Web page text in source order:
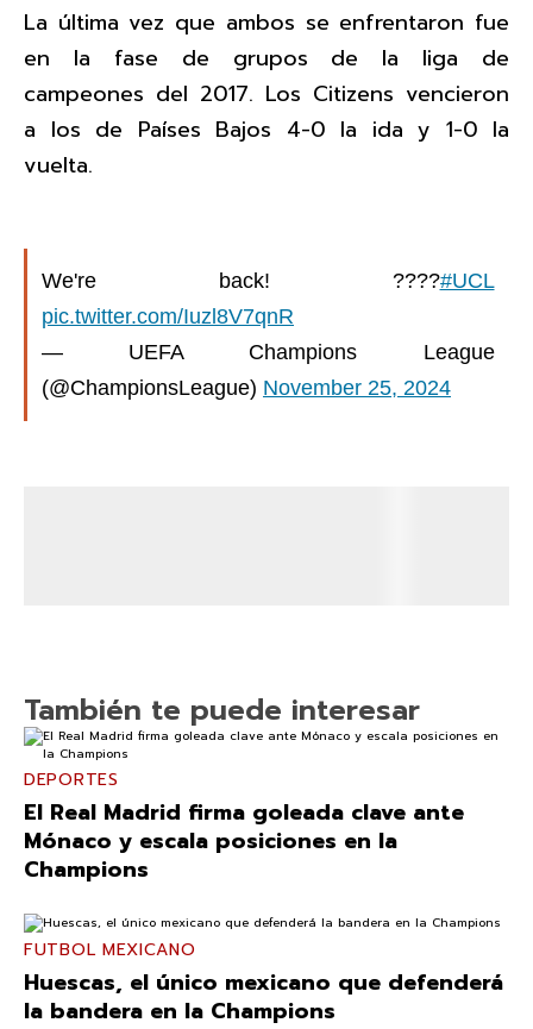
La última vez que ambos se enfrentaron fue
en la fase de grupos de la liga de
campeones del 2017. Los Citizens vencieron
a los de Países Bajos 4-0 la ida y 1-0 la
vuelta.
We're back! ????#UCL
pic.twitter.com/Iuzl8V7qnR
— UEFA Champions League
(@ChampionsLeague) November 25, 2024
También te puede interesar
DEPORTES
El Real Madrid firma goleada clave ante
Mónaco y escala posiciones en la
Champions
FUTBOL MEXICANO
Huescas, el único mexicano que defenderá
la bandera en la Champions